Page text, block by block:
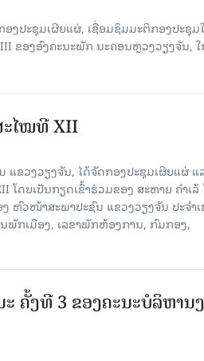
ງປະຊຸມເຜີຍແຜ່, ເຊື່ອມຊຶມມະຕິກອງປະຊຸ
ຂອງອົງຄະນະພັກ ນະຄອນຫຼວງວຽງຈັນ,
ະໄໝທີ XII
ຂວງວຽງຈັນ, ໄດ້ຈັດກອງປະຊຸມເຜີຍແຜ່ ແ
ດຍເປັນກຽດເຂົ້າຮ່ວມຂອງ ສະຫາຍ ຄຳເລ້
ຫົວໜ້າສະພາປະຊົນ ແຂວງວຽງຈັນ ປະຈຳ
ພັກເມືອງ, ເລຂາພັກຫ້ອງການ, ກົມກອງ,
ຄັ້ງທີ 3 ຂອງຄະນະບໍລິຫານ